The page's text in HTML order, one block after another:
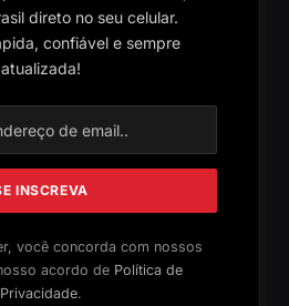
direto no seu celular.
confiável e sempre
atualizada!
você concorda com nossos
acordo de Política de
Privacidade.